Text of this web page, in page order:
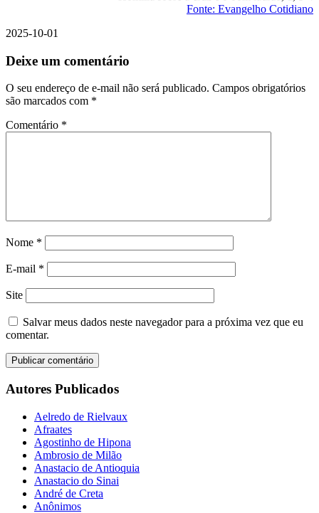
Fonte: Evangelho Cotidiano
2025-10-01
Deixe um comentário
O seu endereço de e-mail não será publicado. Campos obrigatórios
são marcados com *
Comentário *
Nome *
E-mail *
Site
Salvar meus dados neste navegador para a próxima vez que eu
comentar.
Autores Publicados
Aelredo de Rielvaux
Afraates
Agostinho de Hipona
Ambrosio de Milão
Anastacio de Antioquia
Anastacio do Sinai
André de Creta
Anônimos